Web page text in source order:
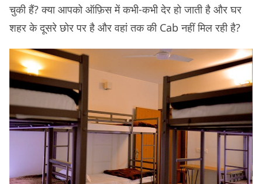
चुकी हैं? क्या आपको ऑफ़िस में कभी-कभी देर हो जाती है और घर
शहर के दूसरे छोर पर है और वहां तक की Cab नहीं मिल रही है?